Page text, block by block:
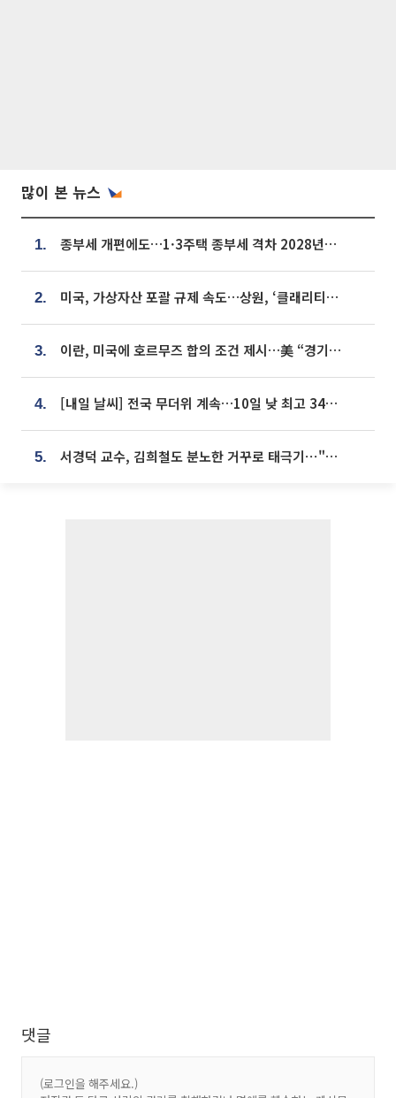
많이 본 뉴스
1. 종부세 개편에도…1·3주택 종부세 격차 2028년부터 확대
2. 미국, 가상자산 포괄 규제 속도…상원, ‘클래리티법’ 9월 절차투표 추진
3. 이란, 미국에 호르무즈 합의 조건 제시…美 “경기 아직 안 끝나” [종합]
4. [내일 날씨] 전국 무더위 계속…10일 낮 최고 34도 육박
5. 서경덕 교수, 김희철도 분노한 거꾸로 태극기⋯"엉터리는 아냐, 아쉬울 뿐"
댓글